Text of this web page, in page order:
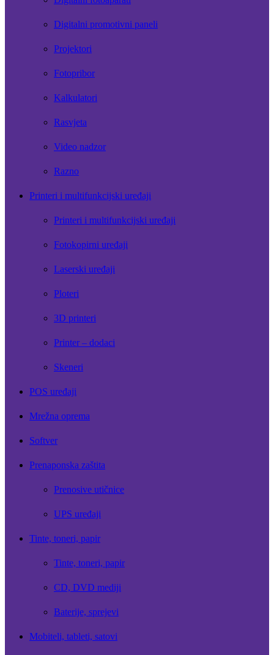
Digitalni promotivni paneli
Projektori
Fotopribor
Kalkulatori
Rasvjeta
Video nadzor
Razno
Printeri i multifunkcijski uređaji
Printeri i multifunkcijski uređaji
Fotokopirni uređaji
Laserski uređaji
Ploteri
3D printeri
Printer – dodaci
Skeneri
POS uređaji
Mrežna oprema
Softver
Prenaponska zaštita
Prenosive utičnice
UPS uređaji
Tinte, toneri, papir
Tinte, toneri, papir
CD, DVD mediji
Baterije, sprejevi
Mobiteli, tableti, satovi